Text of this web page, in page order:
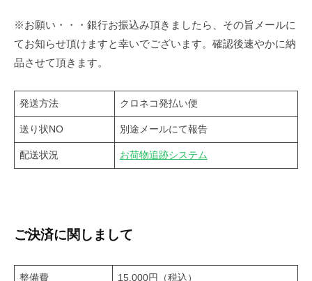
※お願い・・・銀行お振込み頂きましたら、その旨メールに
てお知らせ頂けますと幸いでございます。確認後速やかに納
品させて頂きます。
発送方法 クロネコ発払い便
送り状NO 別途メールにて報告
配送状況 お荷物追跡システム
ご決済に関しまして
整備費 15,000円（税込）